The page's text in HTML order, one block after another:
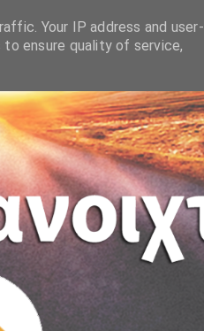
Your IP address and user-
ensure quality of service,